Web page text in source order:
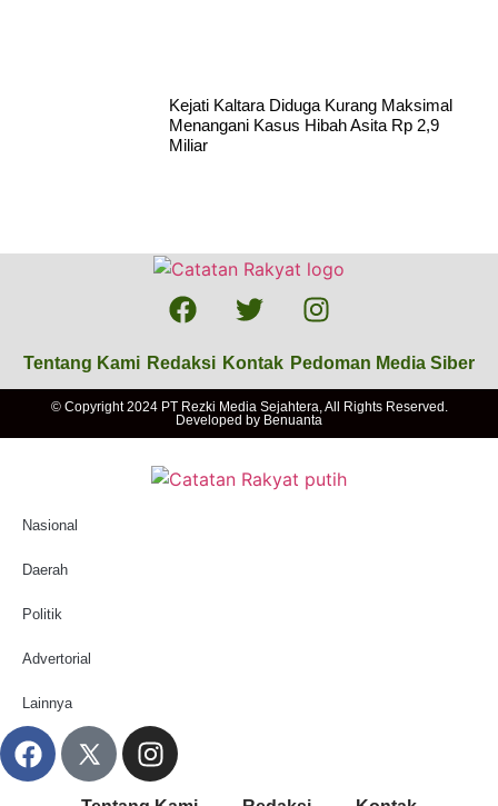
Kejati Kaltara Diduga Kurang Maksimal
Menangani Kasus Hibah Asita Rp 2,9
Miliar
Tentang Kami Redaksi Kontak Pedoman Media Siber
© Copyright 2024 PT Rezki Media Sejahtera, All Rights Reserved.
Developed by Benuanta
Nasional
Daerah
Politik
Advertorial
Lainnya